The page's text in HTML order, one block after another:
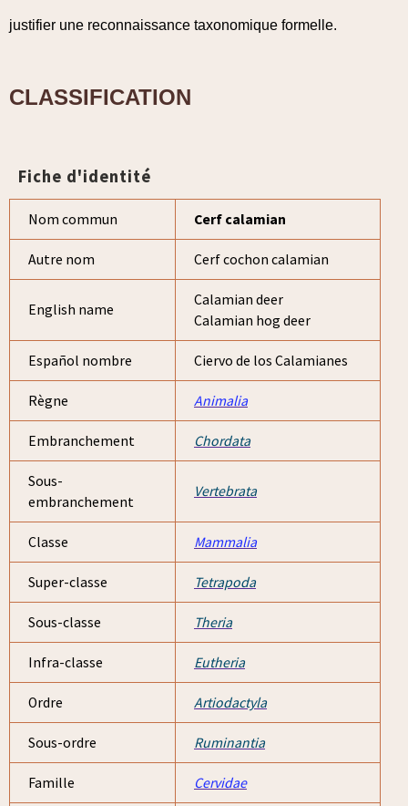
justifier une reconnaissance taxonomique formelle.
CLASSIFICATION
Fiche d'identité
Nom commun Cerf calamian
Autre nom Cerf cochon calamian
English name
Calamian deer
Calamian hog deer
Español nombre Ciervo de los Calamianes
Règne Animalia
Embranchement Chordata
Sous-
embranchement
Vertebrata
Classe Mammalia
Super-classe Tetrapoda
Sous-classe Theria
Infra-classe Eutheria
Ordre Artiodactyla
Sous-ordre Ruminantia
Famille Cervidae